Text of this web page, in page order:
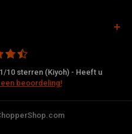
10 sterren (Kiyoh) - Heeft u
beoordeling!